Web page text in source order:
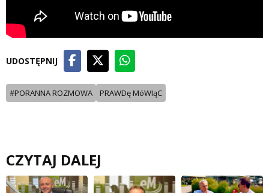
UDOSTĘPNIJ
#PORANNA ROZMOWA PRAWDę MóWIąC
CZYTAJ DALEJ